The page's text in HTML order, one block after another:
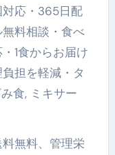
応・365日配
料相談・食べ
1食からお届け
担を軽減・タ
食, ミキサー
料無料、管理栄